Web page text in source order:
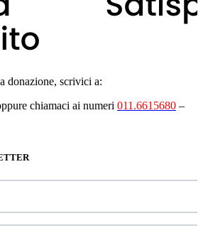
donazione, scrivici a:
chiamaci ai numeri 011.6615680 –